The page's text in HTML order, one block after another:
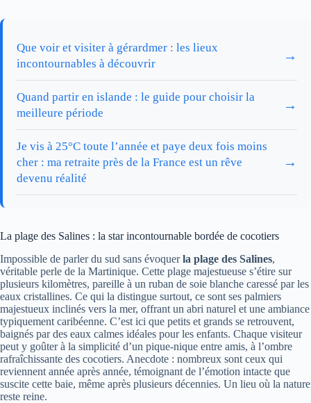
Que voir et visiter à gérardmer : les lieux
incontournables à découvrir
→
Quand partir en islande : le guide pour choisir la
meilleure période
→
Je vis à 25°C toute l’année et paye deux fois moins
cher : ma retraite près de la France est un rêve
devenu réalité
→
La plage des Salines : la star incontournable bordée de cocotiers
Impossible de parler du sud sans évoquerla plage des Salines,
véritable perle de la Martinique. Cette plage majestueuse s’étire sur
plusieurs kilomètres, pareille à un ruban de soie blanche caressé par les
eaux cristallines. Ce qui la distingue surtout, ce sont ses palmiers
majestueux inclinés vers la mer, offrant un abri naturel et une ambiance
typiquement caribéenne. C’est ici que petits et grands se retrouvent,
baignés par des eaux calmes idéales pour les enfants. Chaque visiteur
peut y goûter à la simplicité d’un pique-nique entre amis, à l’ombre
rafraîchissante des cocotiers. Anecdote : nombreux sont ceux qui
reviennent année après année, témoignant de l’émotion intacte que
suscite cette baie, même après plusieurs décennies. Un lieu où la nature
reste reine.